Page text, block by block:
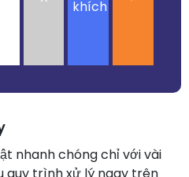
khích
nhanh chóng chỉ với vài